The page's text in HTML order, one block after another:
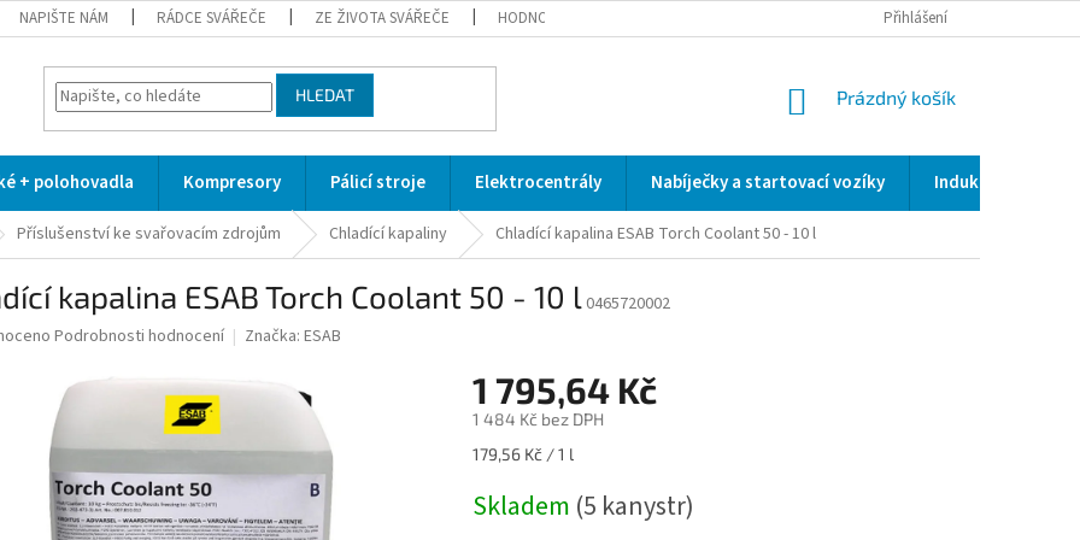
NAPIŠTE NÁM RÁDCE SVÁŘEČE ZE ŽIVOTA SVÁŘEČE HODNOCENÍ OBCHODU SERVIS / KALIBRACE / VALIDACE/ WELDSCANNER S3
Přihlášení
HLEDAT
NÁKUPNÍ
Prázdný košík
+ polohovadla Kompresory Pálicí stroje Elektrocentrály Nabíječky a startovací vozíky Indukční a
Příslušenství ke svařovacím zdrojům Chladící kapaliny Chladící kapalina ESAB Torch Coolant 50 - 10 l
kapalina ESAB Torch Coolant 50 - 10 l 0465720002
Podrobnosti hodnocení Značka: ESAB
1 795,64 Kč
1 484 Kč bez DPH
Měrná
179,56 Kč / 1 l
Skladem (5 kanystr)